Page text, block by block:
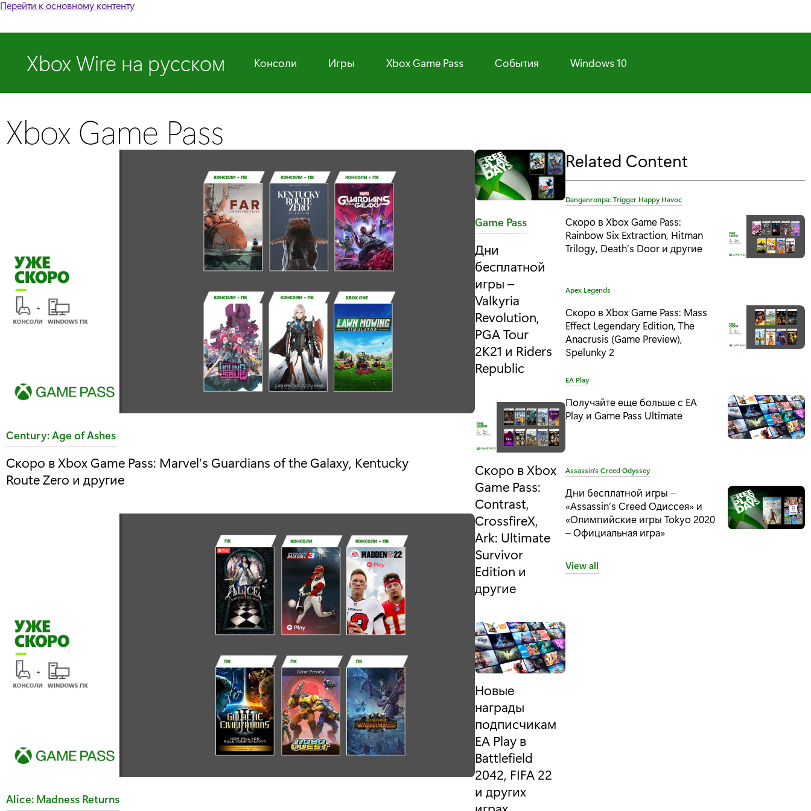
Перейти к основному контенту
Xbox Wire на русском Консоли Игры Xbox Game Pass События Windows 10
Xbox Game Pass
T
g
:
Century: Age of Ashes
Скоро в Xbox Game Pass: Marvel’s Guardians of the Galaxy, Kentucky
Route Zero и другие
T
Alice: Madness Returns
T
g
:
Game Pass
Дни
бесплатной
игры –
Valkyria
Revolution,
PGA Tour
2K21 и Riders
Republic
Скоро в Xbox
Game Pass:
Contrast,
CrossfireX,
Ark: Ultimate
Survivor
Edition и
другие
Новые
награды
подписчикам
EA Play в
Battlefield
2042, FIFA 22
и других
Related Content
T
g
:
Danganronpa: Trigger Happy Havoc
Скоро в Xbox Game Pass:
Rainbow Six Extraction, Hitman
Trilogy, Death’s Door и другие
T
g
:
Apex Legends
Скоро в Xbox Game Pass: Mass
Effect Legendary Edition, The
Anacrusis (Game Preview),
Spelunky 2
T
g
:
EA Play
Получайте еще больше с EA
Play и Game Pass Ultimate
T
g
:
Assassin's Creed Odyssey
Дни бесплатной игры –
«Assassin’s Creed Одиссея» и
«Олимпийские игры Tokyo 2020
– Официальная игра»
View all